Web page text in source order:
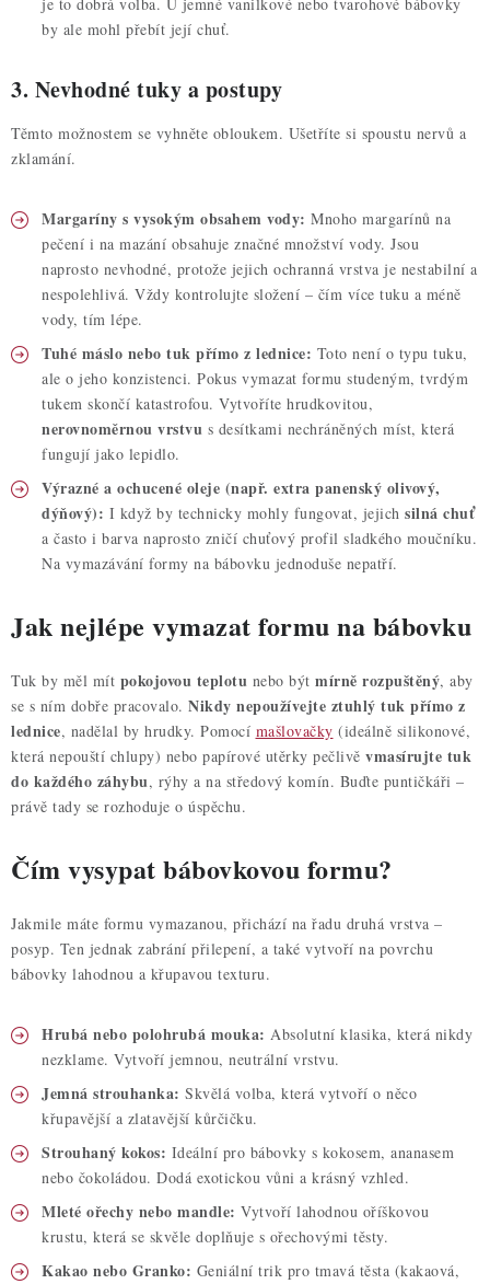
by ale mohl přebít její chuť.
3. Nevhodné tuky a postupy
Těmto možnostem se vyhněte obloukem. Ušetříte si spoustu nervů a
zklamání.
Margaríny s vysokým obsahem vody: Mnoho margarínů na
pečení i na mazání obsahuje značné množství vody. Jsou
naprosto nevhodné, protože jejich ochranná vrstva je nestabilní a
nespolehlivá. Vždy kontrolujte složení – čím více tuku a méně
vody, tím lépe.
Tuhé máslo nebo tuk přímo z lednice: Toto není o typu tuku,
ale o jeho konzistenci. Pokus vymazat formu studeným, tvrdým
tukem skončí katastrofou. Vytvoříte hrudkovitou,
nerovnoměrnou vrstvu s desítkami nechráněných míst, která
fungují jako lepidlo.
Výrazné a ochucené oleje (např. extra panenský olivový,
dýňový): I když by technicky mohly fungovat, jejich silná chuť
a často i barva naprosto zničí chuťový profil sladkého moučníku.
Na vymazávání formy na bábovku jednoduše nepatří.
Jak nejlépe vymazat formu na bábovku
Tuk by měl mít pokojovou teplotu nebo být mírně rozpuštěný, aby
se s ním dobře pracovalo. Nikdy nepoužívejte ztuhlý tuk přímo z
lednice, nadělal by hrudky. Pomocí mašlovačky (ideálně silikonové,
která nepouští chlupy) nebo papírové utěrky pečlivě vmasírujte tuk
do každého záhybu, rýhy a na středový komín. Buďte puntičkáři –
právě tady se rozhoduje o úspěchu.
Čím vysypat bábovkovou formu?
Jakmile máte formu vymazanou, přichází na řadu druhá vrstva –
posyp. Ten jednak zabrání přilepení, a také vytvoří na povrchu
bábovky lahodnou a křupavou texturu.
Hrubá nebo polohrubá mouka: Absolutní klasika, která nikdy
nezklame. Vytvoří jemnou, neutrální vrstvu.
Jemná strouhanka: Skvělá volba, která vytvoří o něco
křupavější a zlatavější kůrčičku.
Strouhaný kokos: Ideální pro bábovky s kokosem, ananasem
nebo čokoládou. Dodá exotickou vůni a krásný vzhled.
Mleté ořechy nebo mandle: Vytvoří lahodnou oříškovou
krustu, která se skvěle doplňuje s ořechovými těsty.
Kakao nebo Granko: Geniální trik pro tmavá těsta (kakaová,